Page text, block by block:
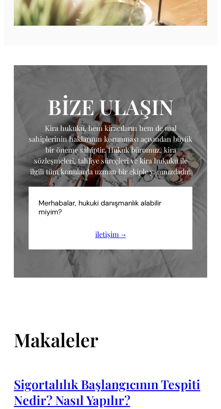
BİZE ULAŞIN
Kira hukuku, hem kiracıların hem de mal
sahiplerinin haklarının korunması açısından büyük
bir öneme sahiptir. Hukuk büromuz, kira
sözleşmeleri, tahliye süreçleri ve kira hukuku ile
ilgili tüm konularda uzman bir ekiple yanınızdadır.
Merhabalar, hukuki danışmanlık alabilir
miyim?
iletişim →
Makaleler
Sigortalılık Başlangıcının Tespiti
Nedir? Nasıl Yapılır?